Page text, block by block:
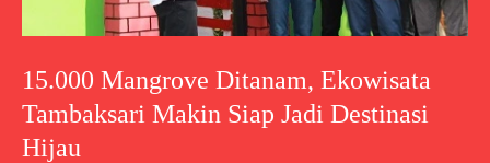
15.000 Mangrove Ditanam, Ekowisata
Tambaksari Makin Siap Jadi Destinasi
Hijau